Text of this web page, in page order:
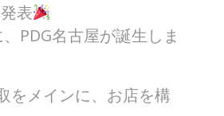
表
PDG名古屋が誕生しま
をメインに、お店を構